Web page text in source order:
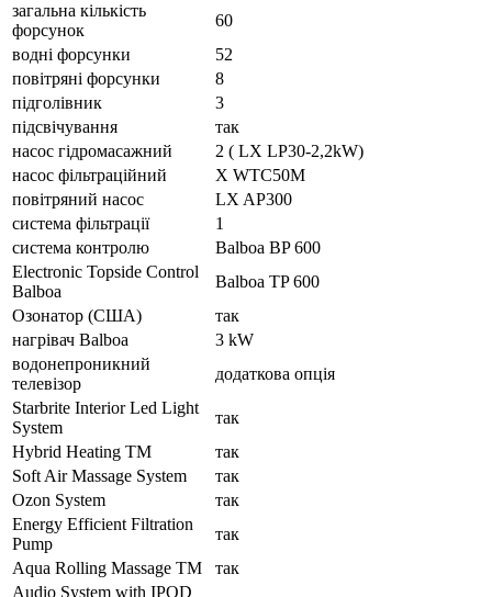
загальна кількість
форсунок
60
водні форсунки
52
повітряні форсунки
8
підголівник
3
підсвічування
так
насос гідромасажний
2 ( LX LP30-2,2kW)
насос фільтраційний
X WTC50M
повітряний насос
LX AP300
система фільтрації
1
система контролю
Balboa BP 600
Electronic Topside Control
Balboa
Balboa TP 600
Озонатор (США)
так
нагрівач Balboa
3 kW
водонепроникний
телевізор
додаткова опція
Starbrite Interior Led Light
System
так
Hybrid Heating TM
так
Soft Air Massage System
так
Ozon System
так
Energy Efficient Filtration
Pump
так
Aqua Rolling Massage TM
так
Audio System with IPOD